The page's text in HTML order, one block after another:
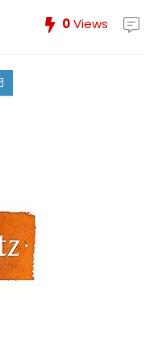
0Views